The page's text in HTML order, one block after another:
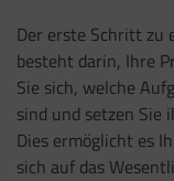
Der erste Schritt zu
besteht darin, Ihre
Sie sich, welche
sind und setzen Sie
Dies ermöglicht es
sich auf das